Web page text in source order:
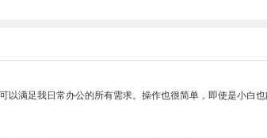
满足我日常办公的所有需求。操作也很简单，即使是小白也